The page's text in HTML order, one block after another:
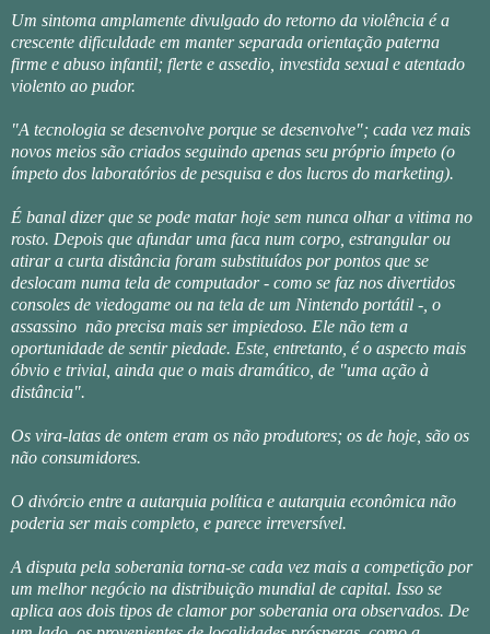
Um sintoma amplamente divulgado do retorno da violência é a
crescente dificuldade em manter separada orientação paterna
firme e abuso infantil; flerte e assedio, investida sexual e atentado
violento ao pudor.
"A tecnologia se desenvolve porque se desenvolve"; cada vez mais
novos meios são criados seguindo apenas seu próprio ímpeto (o
ímpeto dos laboratórios de pesquisa e dos lucros do marketing).
É banal dizer que se pode matar hoje sem nunca olhar a vitima no
rosto. Depois que afundar uma faca num corpo, estrangular ou
atirar a curta distância foram substituídos por pontos que se
deslocam numa tela de computador - como se faz nos divertidos
consoles de viedogame ou na tela de um Nintendo portátil -, o
assassino não precisa mais ser impiedoso. Ele não tem a
oportunidade de sentir piedade. Este, entretanto, é o aspecto mais
óbvio e trivial, ainda que o mais dramático, de "uma ação à
distância".
Os vira-latas de ontem eram os não produtores; os de hoje, são os
não consumidores.
O divórcio entre a autarquia política e autarquia econômica não
poderia ser mais completo, e parece irreversível.
A disputa pela soberania torna-se cada vez mais a competição por
um melhor negócio na distribuição mundial de capital. Isso se
aplica aos dois tipos de clamor por soberania ora observados. De